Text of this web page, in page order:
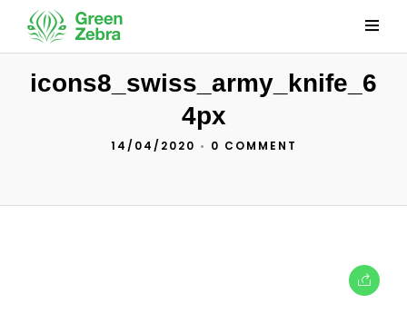
icons8_swiss_army_knife_6
4px
14/04/2020 • 0 COMMENT